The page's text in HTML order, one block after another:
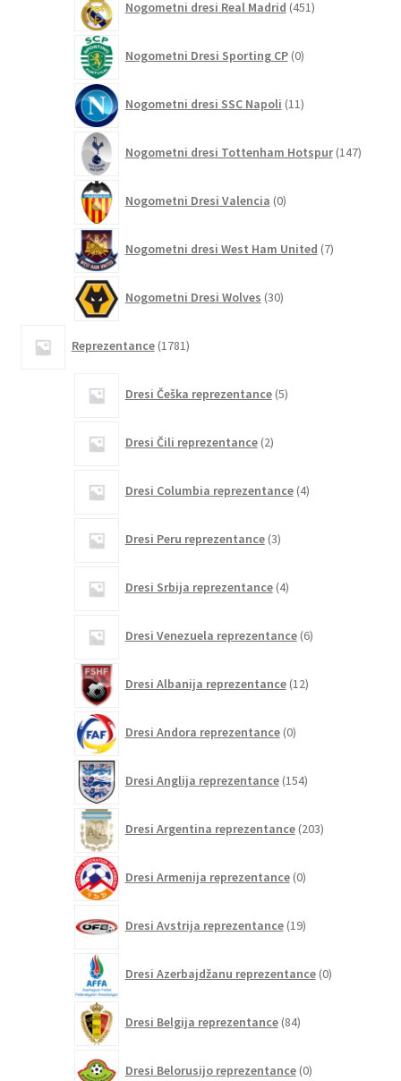
Nogometni dresi Real Madrid 451izdelkov
Nogometni Dresi Sporting CP 0izdelkov
Nogometni dresi SSC Napoli 11izdelkov
Nogometni dresi Tottenham Hotspur 147
Nogometni Dresi Valencia 0izdelkov
Nogometni dresi West Ham United 7izdelkov
Nogometni Dresi Wolves 30izdelkov
Reprezentance 1781izdelkov
Dresi Češka reprezentance 5izdelkov
Dresi Čili reprezentance 2izdelka
Dresi Columbia reprezentance 4izdelki
Dresi Peru reprezentance 3izdelki
Dresi Srbija reprezentance 4izdelki
Dresi Venezuela reprezentance 6izdelkov
Dresi Albanija reprezentance 12izdelkov
Dresi Andora reprezentance 0izdelkov
Dresi Anglija reprezentance 154izdelkov
Dresi Argentina reprezentance 203izdelki
Dresi Armenija reprezentance 0izdelkov
Dresi Avstrija reprezentance 19izdelkov
Dresi Azerbajdžanu reprezentance 0izdelkov
Dresi Belgija reprezentance 84izdelkov
Dresi Belorusijo reprezentance 0